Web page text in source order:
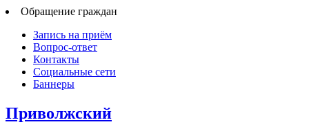
Обращение граждан
Запись на приём
Вопрос-ответ
Контакты
Социальные сети
Баннеры
Приволжский